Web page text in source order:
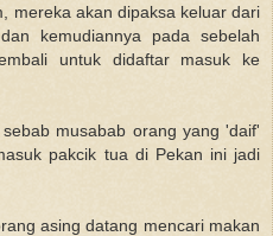
mereka akan dipaksa keluar dari
kemudiannya pada sebelah
untuk didaftar masuk ke
musabab orang yang 'daif'
pakcik tua di Pekan ini jadi
asing datang mencari makan